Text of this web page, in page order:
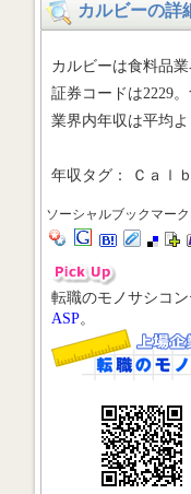
カルビーの詳
カルビーは食料品業
証券コードは2229
業界内年収は平均よ
年収タグ： Ｃａｌ
ソーシャルブックマー
転職のモノサシコ
ASP。